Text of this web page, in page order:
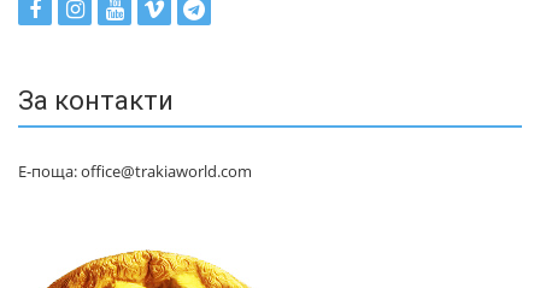
За контакти
Е-поща: office@trakiaworld.com